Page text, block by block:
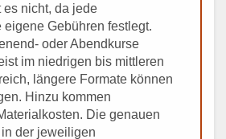
es nicht, da jede
Gebühren festlegt.
oder Abendkurse
im niedrigen bis mittleren
längere Formate können
Hinzu kommen
Die genauen
der jeweiligen